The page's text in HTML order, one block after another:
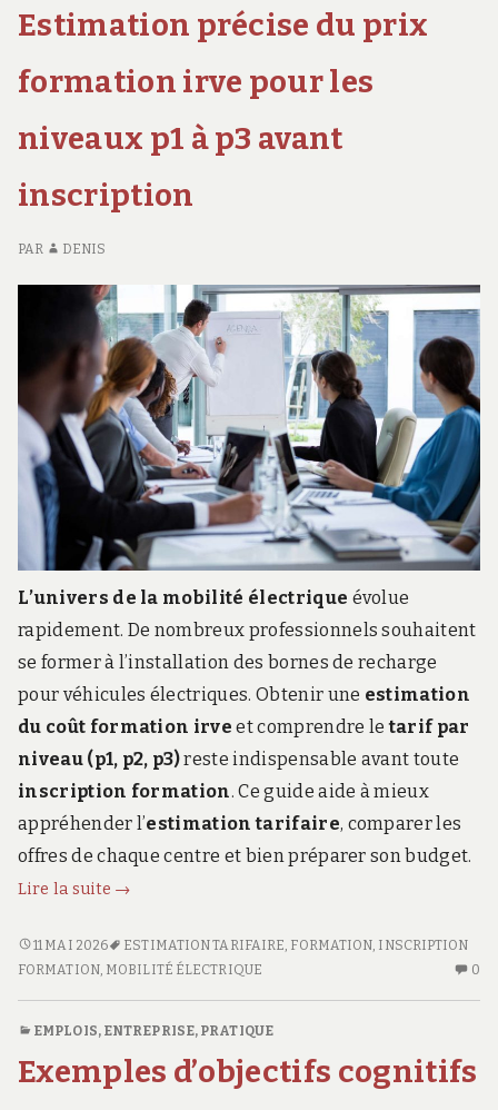
coûts
et
bénéfices
pour
véhicules
électriques
:
ET
BÉNÉFICES
VÉHICULES
Estimation précise du prix
formation irve pour les
niveaux p1 à p3 avant
inscription
PAR DENIS
L’univers de la mobilité électrique évolue
rapidement. De nombreux professionnels souhaitent
se former à l’installation des bornes de recharge
pour véhicules électriques. Obtenir une estimation
du coût formation irve et comprendre letarif par
niveau (p1, p2, p3)reste indispensable avant toute
inscription formation. Ce guide aide à mieux
appréhender l’estimation tarifaire, comparer les
offres de chaque centre et bien préparer son budget.
Lire la suite
Estimation
du
prix
formation
irve
pour
les
→
ESTIMATION
PRÉCISE
IRVE
11 MAI 2026 ESTIMATION TARIFAIRE, FORMATION, INSCRIPTION
FORMATION, MOBILITÉ ÉLECTRIQUE 0
EMPLOIS, ENTREPRISE, PRATIQUE
Exemples d’objectifs cognitifs